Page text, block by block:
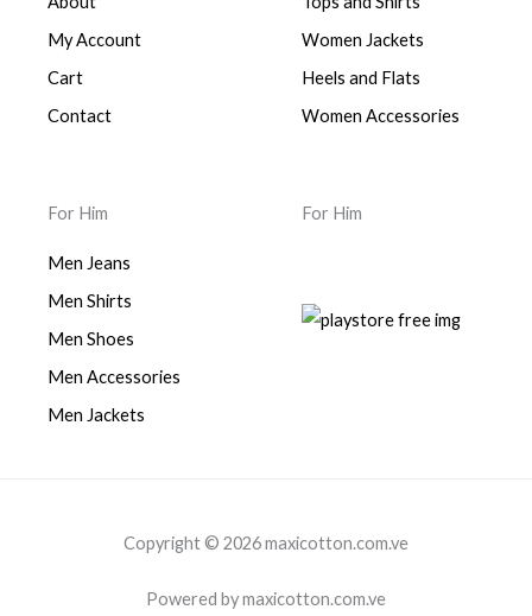
My Account
Cart
Contact
Women Jackets
Heels and Flats
Women Accessories
For Him
Men Jeans
Men Shirts
Men Shoes
Men Accessories
Men Jackets
For Him
Copyright © 2026 maxicotton.com.ve
Powered by maxicotton.com.ve